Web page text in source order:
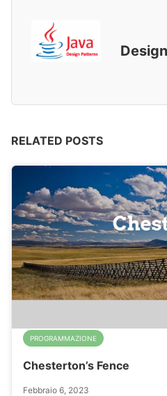
RELATED POSTS
PROGRAMMAZIONE
Chesterton’s Fence
Febbraio 6, 2023